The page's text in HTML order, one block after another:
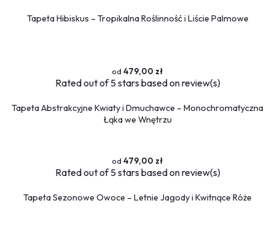
Tapeta Hibiskus – Tropikalna Roślinność i Liście Palmowe
479,00 zł
Ratedout of 5 stars based onreview(s)
Tapeta Abstrakcyjne Kwiaty i Dmuchawce – Monochromatyczna
Łąka we Wnętrzu
479,00 zł
Ratedout of 5 stars based onreview(s)
Tapeta Sezonowe Owoce – Letnie Jagody i Kwitnące Róże